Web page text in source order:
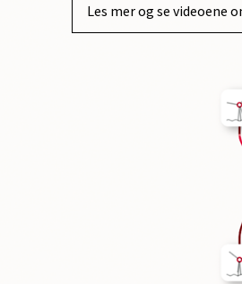
Les mer og se videoene